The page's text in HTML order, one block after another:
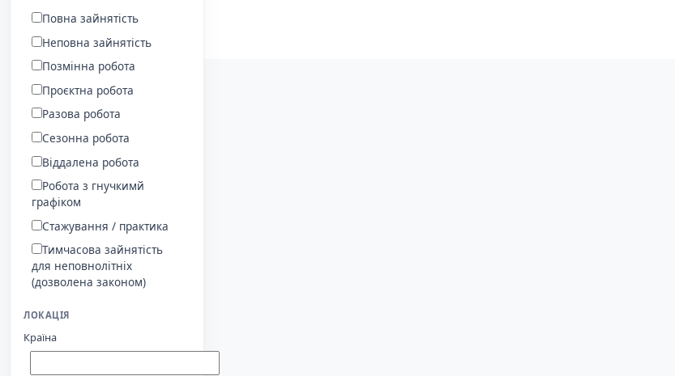
Повна зайнятість
Неповна зайнятість
Позмінна робота
Проєктна робота
Разова робота
Сезонна робота
Віддалена робота
Робота з гнучкимй
графіком
Стажування / практика
Тимчасова зайнятість
для неповнолітніх
(дозволена законом)
ЛОКАЦІЯ
Країна